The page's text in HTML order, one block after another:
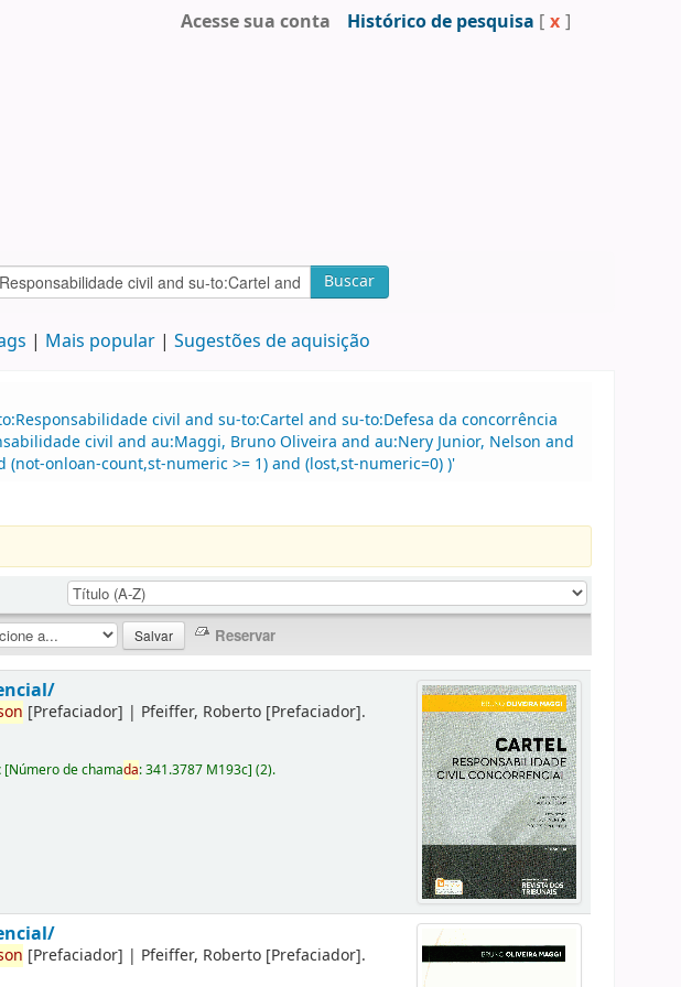
Acesse sua conta Histórico de pesquisa [ x ]
Buscar
Mais popular Sugestões de aquisição
civil and su-to:Cartel and su-to:Defesa da concorrência
civil and au:Maggi, Bruno Oliveira and au:Nery Junior, Nelson and
onloan-count,st-numeric >= 1) and (lost,st-numeric=0) )'
[Prefaciador] | Pfeiffer, Roberto [Prefaciador].
[Número de chamada:341.3787 M193c](2).
[Prefaciador] | Pfeiffer, Roberto [Prefaciador].